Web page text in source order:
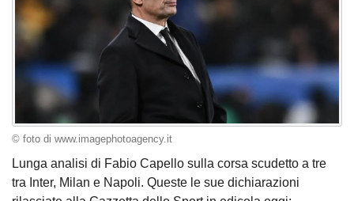
© foto di www.imagephotoagency.it
Lunga analisi di Fabio Capello sulla corsa scudetto a tre
tra Inter, Milan e Napoli. Queste le sue dichiarazioni